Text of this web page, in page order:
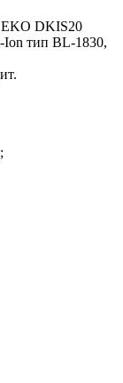
DKIS20
Ion тип BL-1830,